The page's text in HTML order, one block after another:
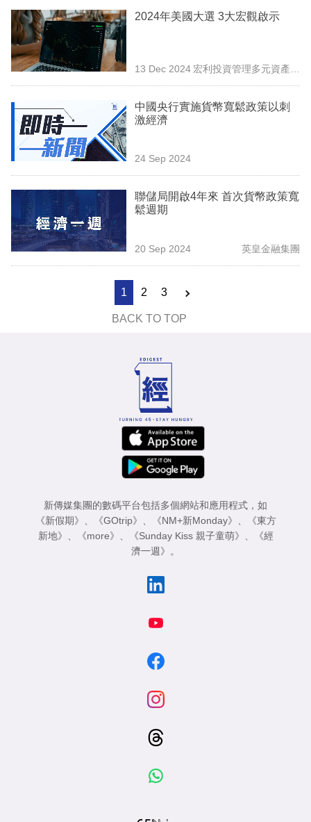
2024年美國大選 3大宏觀啟示
13 Dec 2024 宏利投資管理多元資產方
案團隊
中國央行實施貨幣寬鬆政策以刺
激經濟
24 Sep 2024
聯儲局開啟4年來 首次貨幣政策寬
鬆週期
20 Sep 2024 英皇金融集團
1 2 3
BACK TO TOP
新傳媒集團的數碼平台包括多個網站和應用程式，如
《新假期》 、 《GOtrip》 、 《NM+新Monday》 、
《東方
新地》 、 《more》 、 《Sunday Kiss 親子童萌》 、
《經
濟一週》 。